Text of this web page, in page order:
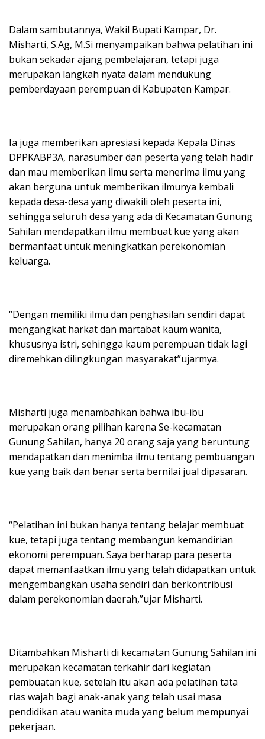
Dalam sambutannya, Wakil Bupati Kampar, Dr.
Misharti, S.Ag, M.Si menyampaikan bahwa pelatihan ini
bukan sekadar ajang pembelajaran, tetapi juga
merupakan langkah nyata dalam mendukung
pemberdayaan perempuan di Kabupaten Kampar.
Ia juga memberikan apresiasi kepada Kepala Dinas
DPPKABP3A, narasumber dan peserta yang telah hadir
dan mau memberikan ilmu serta menerima ilmu yang
akan berguna untuk memberikan ilmunya kembali
kepada desa-desa yang diwakili oleh peserta ini,
sehingga seluruh desa yang ada di Kecamatan Gunung
Sahilan mendapatkan ilmu membuat kue yang akan
bermanfaat untuk meningkatkan perekonomian
keluarga.
“Dengan memiliki ilmu dan penghasilan sendiri dapat
mengangkat harkat dan martabat kaum wanita,
khususnya istri, sehingga kaum perempuan tidak lagi
diremehkan dilingkungan masyarakat”ujarmya.
Misharti juga menambahkan bahwa ibu-ibu
merupakan orang pilihan karena Se-kecamatan
Gunung Sahilan, hanya 20 orang saja yang beruntung
mendapatkan dan menimba ilmu tentang pembuangan
kue yang baik dan benar serta bernilai jual dipasaran.
“Pelatihan ini bukan hanya tentang belajar membuat
kue, tetapi juga tentang membangun kemandirian
ekonomi perempuan. Saya berharap para peserta
dapat memanfaatkan ilmu yang telah didapatkan untuk
mengembangkan usaha sendiri dan berkontribusi
dalam perekonomian daerah,”ujar Misharti.
Ditambahkan Misharti di kecamatan Gunung Sahilan ini
merupakan kecamatan terkahir dari kegiatan
pembuatan kue, setelah itu akan ada pelatihan tata
rias wajah bagi anak-anak yang telah usai masa
pendidikan atau wanita muda yang belum mempunyai
pekerjaan.